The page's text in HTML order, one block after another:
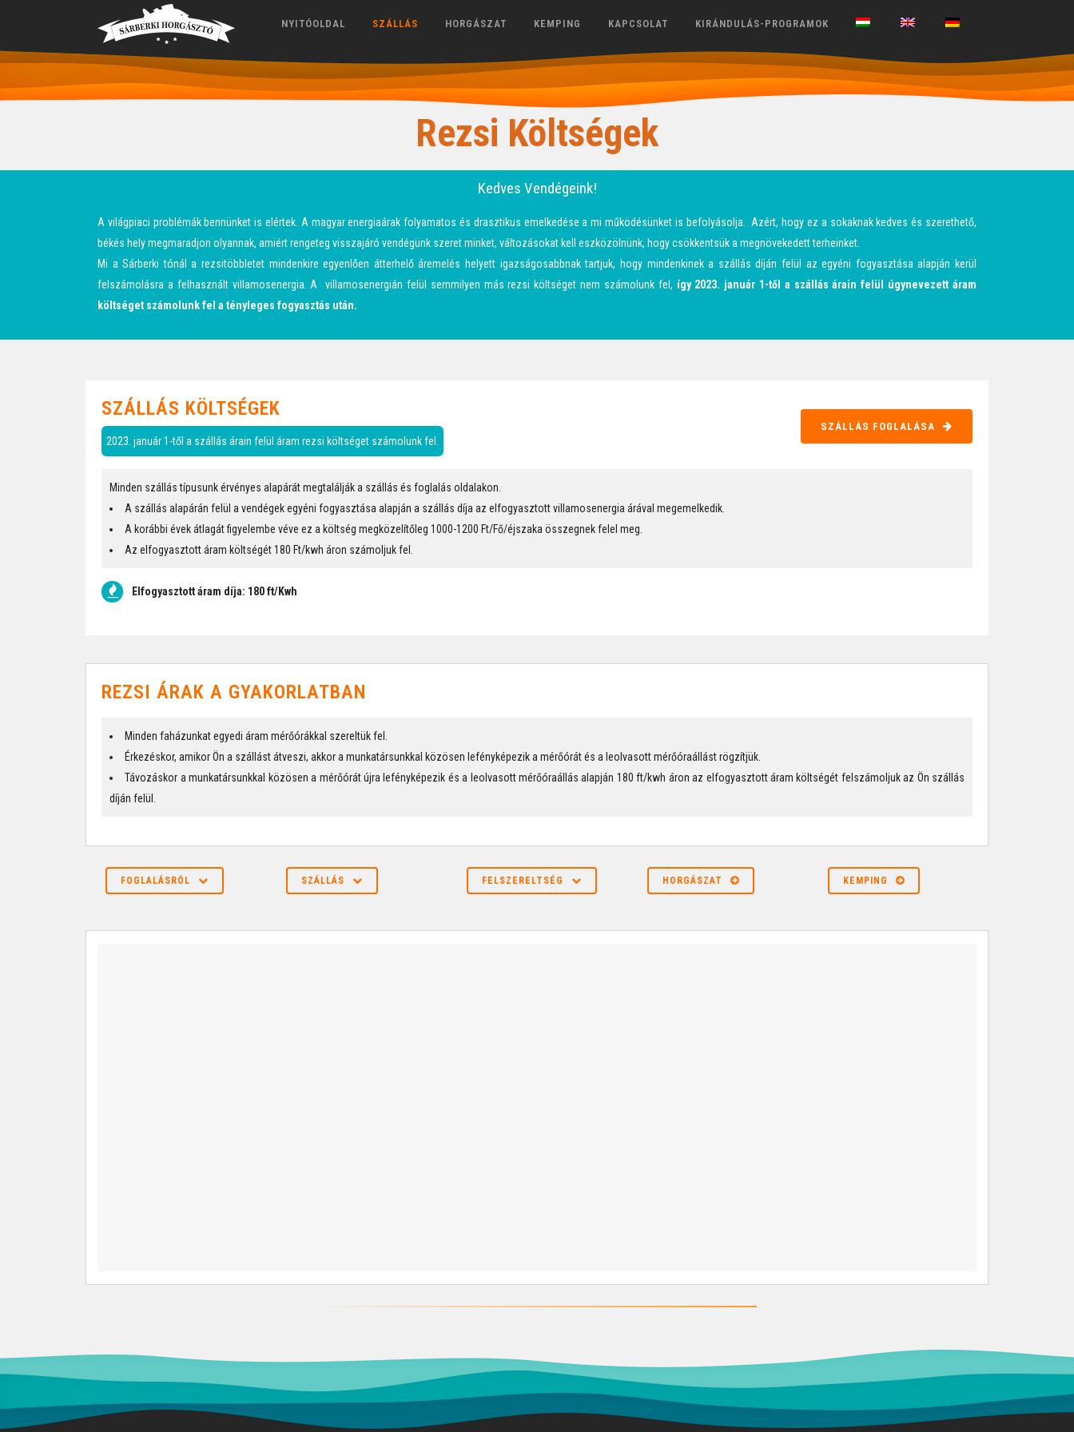
NYITÓOLDAL SZÁLLÁS HORGÁSZAT KEMPING KAPCSOLAT KIRÁNDULÁS-PROGRAMOK
Rezsi Költségek
Kedves Vendégeink!
A világpiaci problémák bennünket is elértek. A magyar energiaárak folyamatos és drasztikus emelkedése a mi működésünket is befolyásolja. Azért, hogy ez a sokaknak kedves és szerethető,
békés hely megmaradjon olyannak, amiért rengeteg visszajáró vendégünk szeret minket, változásokat kell eszközölnünk, hogy csökkentsük a megnövekedett terheinket.
Mi a Sárberki tónál a rezsitöbbletet mindenkire egyenlően átterhelő áremelés helyett igazságosabbnak tartjuk, hogy mindenkinek a szállás díján felül az egyéni fogyasztása alapján kerül
felszámolásra a felhasznált villamosenergia. A villamosenergián felül semmilyen más rezsi költséget nem számolunk fel, így 2023. január 1-től a szállás árain felül úgynevezett áram
költséget számolunk fel a tényleges fogyasztás után.
SZÁLLÁS KÖLTSÉGEK
2023. január 1-től a szállás árain felül áram rezsi költséget számolunk fel.
SZÁLLÁS FOGLALÁSA
Minden szállás típusunk érvényes alapárát megtalálják a szállás és foglalás oldalakon.
A szállás alapárán felül a vendégek egyéni fogyasztása alapján a szállás díja az elfogyasztott villamosenergia árával megemelkedik.
A korábbi évek átlagát figyelembe véve ez a költség megközelítőleg 1000-1200 Ft/Fő/éjszaka összegnek felel meg.
Az elfogyasztott áram költségét 180 Ft/kwh áron számoljuk fel.
Elfogyasztott áram díja: 180 ft/Kwh
REZSI ÁRAK A GYAKORLATBAN
Minden faházunkat egyedi áram mérőórákkal szereltük fel.
Érkezéskor, amikor Ön a szállást átveszi, akkor a munkatársunkkal közösen lefényképezik a mérőórát és a leolvasott mérőóraállást rögzítjük.
Távozáskor a munkatársunkkal közösen a mérőórát újra lefényképezik és a leolvasott mérőóraállás alapján 180 ft/kwh áron az elfogyasztott áram költségét felszámoljuk az Ön szállás
díján felül.
FOGLALÁSRÓL SZÁLLÁS FELSZERELTSÉG HORGÁSZAT KEMPING